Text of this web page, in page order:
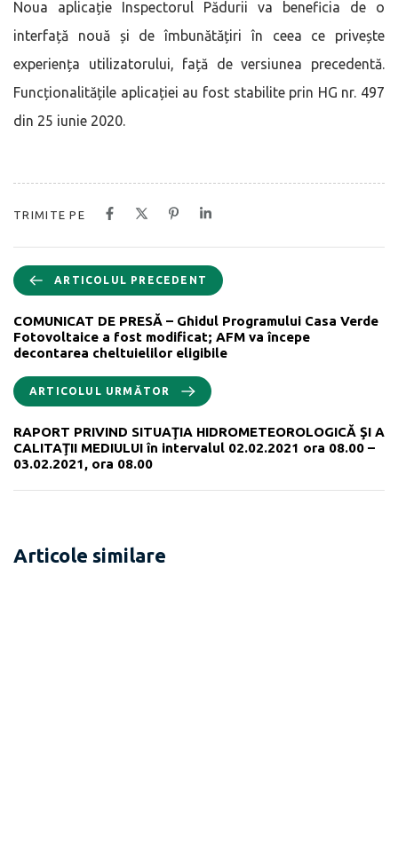
Noua aplicație Inspectorul Pădurii va beneficia de o
interfață nouă și de îmbunătățiri în ceea ce privește
experiența utilizatorului, față de versiunea precedentă.
Funcționalitățile aplicației au fost stabilite prin HG nr. 497
din 25 iunie 2020.
TRIMITE PE
ARTICOLUL PRECEDENT
COMUNICAT DE PRESĂ – Ghidul Programului Casa Verde
Fotovoltaice a fost modificat; AFM va începe
decontarea cheltuielilor eligibile
ARTICOLUL URMĂTOR
RAPORT PRIVIND SITUAŢIA HIDROMETEOROLOGICĂ ŞI A
CALITAŢII MEDIULUI în intervalul 02.02.2021 ora 08.00 –
03.02.2021, ora 08.00
Articole similare